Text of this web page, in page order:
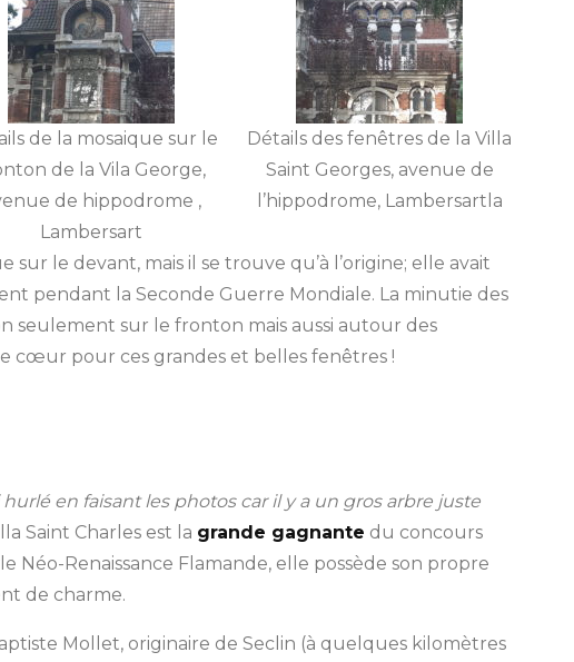
p
p
ô
m
de la mosaique sur le
de la Vila George,
de hippodrome ,
Lambersart
Détails des fenêtres de la Villa
Saint Georges, avenue de
l’hippodrome, Lambersartla
le devant, mais il se trouve qu’à l’origine; elle avait
pendant la Seconde Guerre Mondiale. La minutie des
seulement sur le fronton mais aussi autour des
cœur pour ces grandes et belles fenêtres !
hurlé en faisant les photos car il y a un gros arbre juste
Saint Charles est la grande gagnante du concours
Néo-Renaissance Flamande, elle possède son propre
de charme.
Mollet, originaire de Seclin (à quelques kilomètres